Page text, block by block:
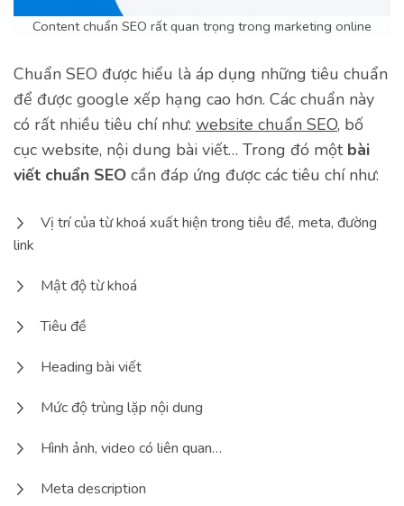
Content chuẩn SEO rất quan trọng trong marketing online
Chuẩn SEO được hiểu là áp dụng những tiêu chuẩn
để được google xếp hạng cao hơn. Các chuẩn này
có rất nhiều tiêu chí như: website chuẩn SEO, bố
cục website, nội dung bài viết… Trong đó một bài
viết chuẩn SEO cần đáp ứng được các tiêu chí như:
Vị trí của từ khoá xuất hiện trong tiêu đề, meta, đường
link
Mật độ từ khoá
Tiêu đề
Heading bài viết
Mức độ trùng lặp nội dung
Hình ảnh, video có liên quan…
Meta description